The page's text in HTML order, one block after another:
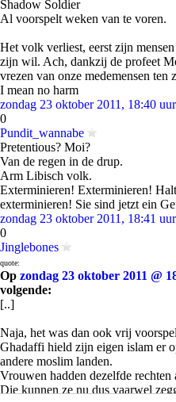
Shadow Soldier
Al voorspelt weken van te voren.
Het volk verliest, eerst zijn
zijn wil. Ach, dankzij de profeet
vrezen van onze medemensen ten
I mean no harm
zondag 23 oktober 2011, 18:40 uur
0
Pundit_wannabe
Pretentious? Moi?
Van de regen in de drup.
Arm Libisch volk.
Exterminieren! Exterminieren!
exterminieren! Sie sind jetzt ein
zondag 23 oktober 2011, 18:41 uur
0
Jinglebones
quote:
Op zondag 23 oktober 2011 @
volgende:
[..]
Naja, het was dan ook vrij
Ghadaffi hield zijn eigen islam er
andere moslim landen.
Vrouwen hadden dezelfde
Die kunnen ze nu dus vaarwel